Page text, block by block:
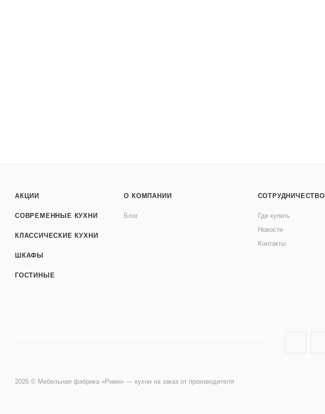
АКЦИИ
СОВРЕМЕННЫЕ КУХНИ
КЛАССИЧЕСКИЕ КУХНИ
ШКАФЫ
ГОСТИНЫЕ
О КОМПАНИИ
Блог
СОТРУДНИЧЕСТВО
Где купить
Новости
Контакты
2026 © Мебельная фабрика «Рими» — кухни на заказ от производителя